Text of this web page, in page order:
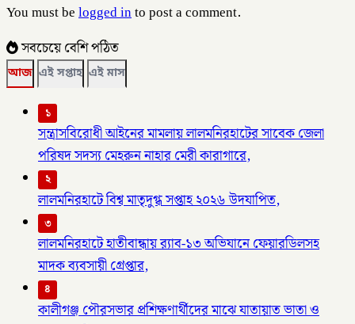
You must belogged into post a comment.
সবচেয়ে বেশি পঠিত
আজ এই সপ্তাহ এই মাস
১
সন্ত্রাসবিরোধী আইনের মামলায় লালমনিরহাটের সাবেক জেলা
পরিষদ সদস্য মেহরুন নাহার মেরী কারাগারে,
২
লালমনিরহাটে বিশ্ব মাতৃদুগ্ধ সপ্তাহ ২০২৬ উদযাপিত,
৩
লালমনিরহাটে হাতীবান্ধায় র‌্যাব-১৩ অভিযানে ফেয়ারডিলসহ
মাদক ব্যবসায়ী গ্রেপ্তার,
৪
কালীগঞ্জ পৌরসভার প্রশিক্ষণার্থীদের মাঝে যাতায়াত ভাতা ও